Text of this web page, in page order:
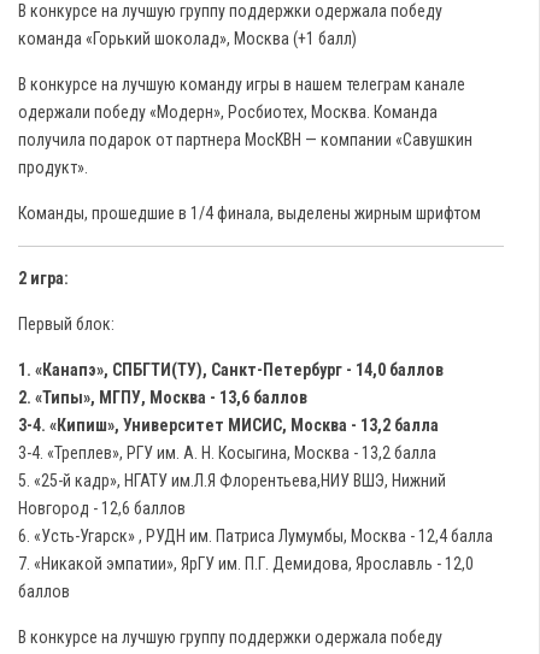
В конкурсе на лучшую группу поддержки одержала победу
команда «Горький шоколад», Москва (+1 балл)
В конкурсе на лучшую команду игры в нашем телеграм канале
одержали победу «Модерн», Росбиотех, Москва. Команда
получила подарок от партнера МосКВН — компании «Савушкин
продукт».
Команды, прошедшие в 1/4 финала, выделены жирным шрифтом
2 игра:
Первый блок:
1. «Канапэ», СПБГТИ(ТУ), Санкт-Петербург - 14,0 баллов
2. «Типы», МГПУ, Москва - 13,6 баллов
3-4. «Кипиш», Университет МИСИС, Москва - 13,2 балла
3-4. «Треплев», РГУ им. А. Н. Косыгина, Москва - 13,2 балла
5. «25-й кадр», НГАТУ им.Л.Я Флорентьева,НИУ ВШЭ, Нижний
Новгород - 12,6 баллов
6. «Усть-Угарск» , РУДН им. Патриса Лумумбы, Москва - 12,4 балла
7. «Никакой эмпатии», ЯрГУ им. П.Г. Демидова, Ярославль - 12,0
баллов
В конкурсе на лучшую группу поддержки одержала победу